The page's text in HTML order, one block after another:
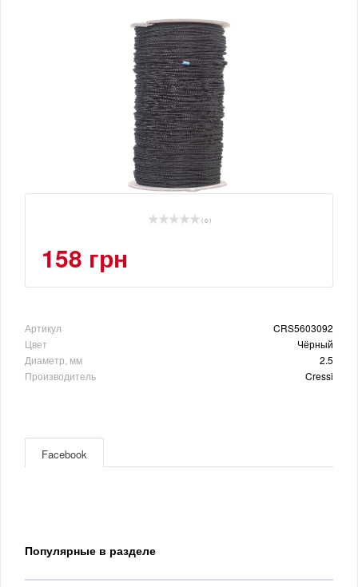
( 0 )
158 грн
Артикул
CRS5603092
Цвет
Чёрный
Диаметр, мм
2.5
Производитель
Cressi
Facebook
Популярные в разделе